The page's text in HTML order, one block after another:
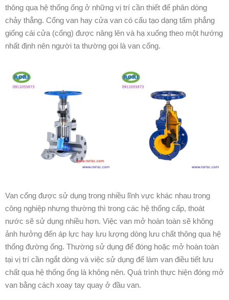
thông qua hệ thống ống ở những vị trí cần thiết để phân dòng
chảy thẳng. Cổng van hay cửa van có cấu tạo dạng tấm phẳng
giống cái cửa (cổng) được nâng lên và hạ xuống theo một hướng
nhất định nên người ta thường gọi là van cổng.
Van cổng được sử dụng trong nhiều lĩnh vực khác nhau trong
công nghiệp nhưng thường thì trong các hệ thống cấp, thoát
nước sẽ sử dụng nhiều hơn. Việc van mở hoàn toàn sẽ không
ảnh hưởng đến áp lực hay lưu lượng dòng lưu chất thông qua hệ
thống đường ống. Thường sử dụng để đóng hoặc mở hoàn toàn
tại vị trí cần ngắt dòng và việc sử dụng để làm van điều tiết lưu
chất qua hệ thống ống là không nên. Quá trình thực hiện đóng mở
van bằng cách xoay tay quay ở đầu van.